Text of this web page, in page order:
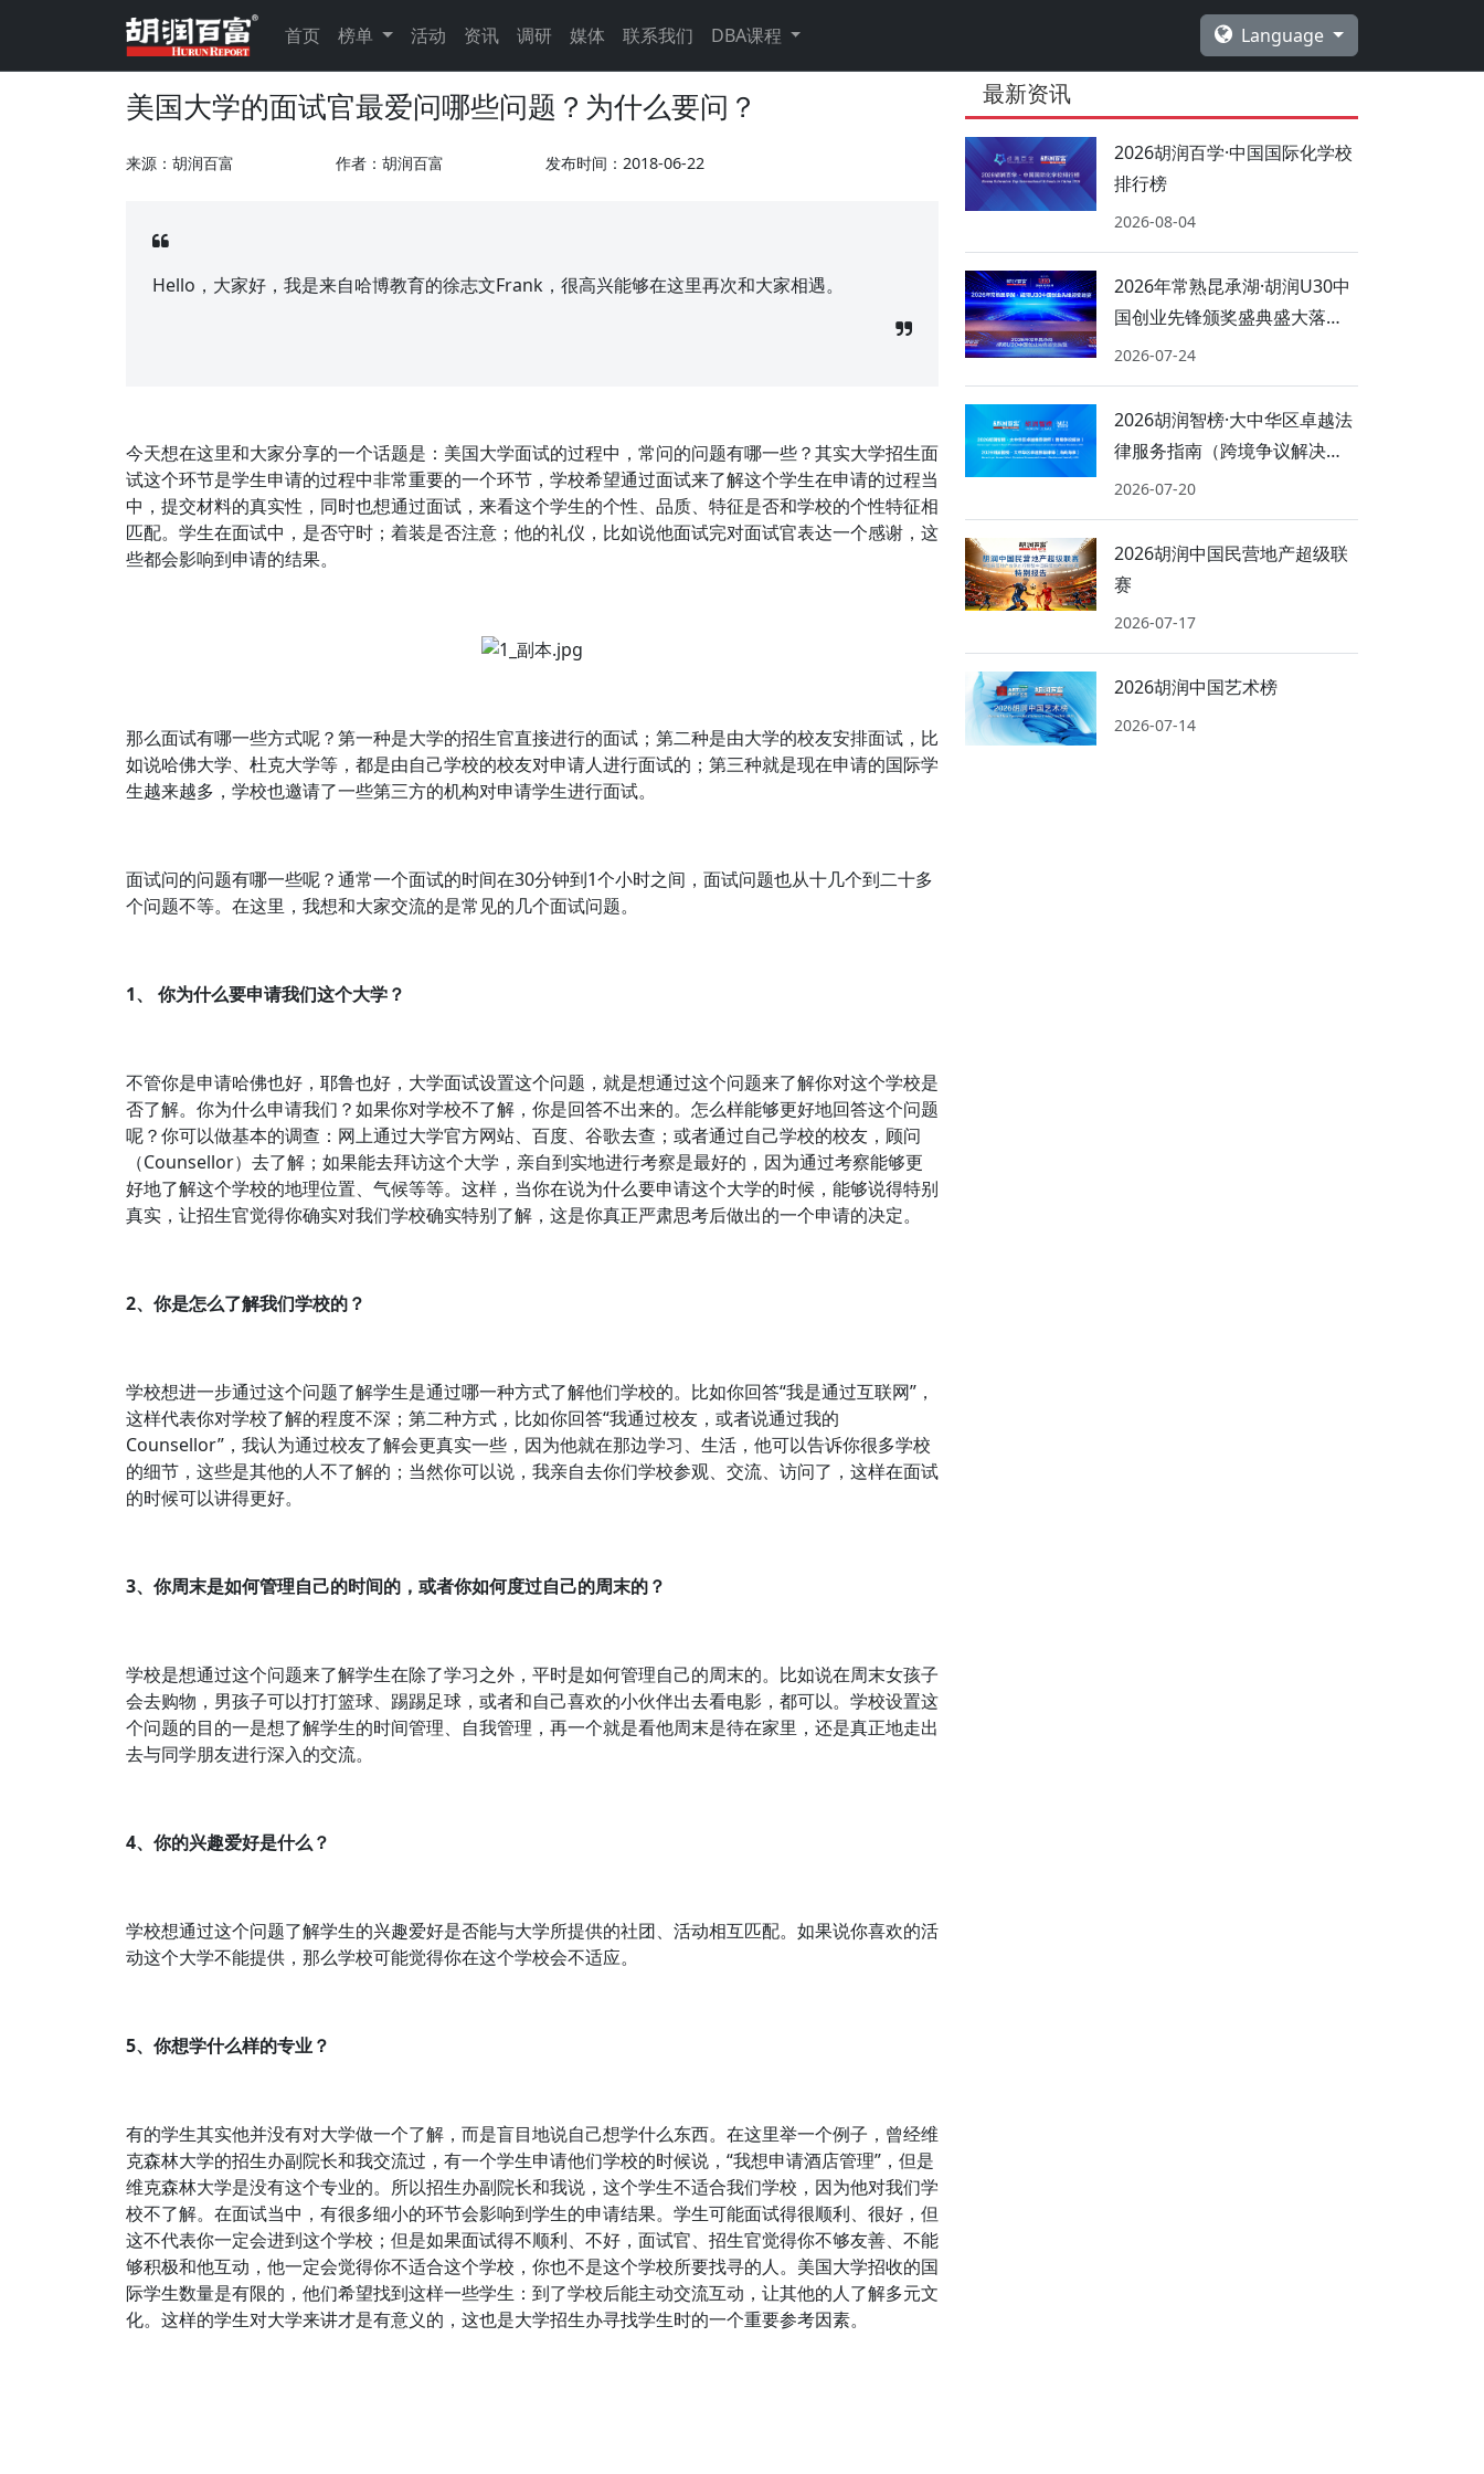
首页 榜单 活动 资讯 调研 媒体 联系我们 DBA课程 Language
美国大学的面试官最爱问哪些问题？为什么要问？
来源：胡润百富 作者：胡润百富 发布时间：2018-06-22
Hello，大家好，我是来自哈博教育的徐志文Frank，很高兴能够在这里再次和大家相遇。
今天想在这里和大家分享的一个话题是：美国大学面试的过程中，常问的问题有哪一些？其实大学招生面
试这个环节是学生申请的过程中非常重要的一个环节，学校希望通过面试来了解这个学生在申请的过程当
中，提交材料的真实性，同时也想通过面试，来看这个学生的个性、品质、特征是否和学校的个性特征相
匹配。学生在面试中，是否守时；着装是否注意；他的礼仪，比如说他面试完对面试官表达一个感谢，这
些都会影响到申请的结果。
那么面试有哪一些方式呢？第一种是大学的招生官直接进行的面试；第二种是由大学的校友安排面试，比
如说哈佛大学、杜克大学等，都是由自己学校的校友对申请人进行面试的；第三种就是现在申请的国际学
生越来越多，学校也邀请了一些第三方的机构对申请学生进行面试。
面试问的问题有哪一些呢？通常一个面试的时间在30分钟到1个小时之间，面试问题也从十几个到二十多
个问题不等。在这里，我想和大家交流的是常见的几个面试问题。
1、 你为什么要申请我们这个大学？
不管你是申请哈佛也好，耶鲁也好，大学面试设置这个问题，就是想通过这个问题来了解你对这个学校是
否了解。你为什么申请我们？如果你对学校不了解，你是回答不出来的。怎么样能够更好地回答这个问题
呢？你可以做基本的调查：网上通过大学官方网站、百度、谷歌去查；或者通过自己学校的校友，顾问
（Counsellor）去了解；如果能去拜访这个大学，亲自到实地进行考察是最好的，因为通过考察能够更
好地了解这个学校的地理位置、气候等等。这样，当你在说为什么要申请这个大学的时候，能够说得特别
真实，让招生官觉得你确实对我们学校确实特别了解，这是你真正严肃思考后做出的一个申请的决定。
2、你是怎么了解我们学校的？
学校想进一步通过这个问题了解学生是通过哪一种方式了解他们学校的。比如你回答“我是通过互联网”，
这样代表你对学校了解的程度不深；第二种方式，比如你回答“我通过校友，或者说通过我的
Counsellor”，我认为通过校友了解会更真实一些，因为他就在那边学习、生活，他可以告诉你很多学校
的细节，这些是其他的人不了解的；当然你可以说，我亲自去你们学校参观、交流、访问了，这样在面试
的时候可以讲得更好。
3、你周末是如何管理自己的时间的，或者你如何度过自己的周末的？
学校是想通过这个问题来了解学生在除了学习之外，平时是如何管理自己的周末的。比如说在周末女孩子
会去购物，男孩子可以打打篮球、踢踢足球，或者和自己喜欢的小伙伴出去看电影，都可以。学校设置这
个问题的目的一是想了解学生的时间管理、自我管理，再一个就是看他周末是待在家里，还是真正地走出
去与同学朋友进行深入的交流。
4、你的兴趣爱好是什么？
学校想通过这个问题了解学生的兴趣爱好是否能与大学所提供的社团、活动相互匹配。如果说你喜欢的活
动这个大学不能提供，那么学校可能觉得你在这个学校会不适应。
5、你想学什么样的专业？
有的学生其实他并没有对大学做一个了解，而是盲目地说自己想学什么东西。在这里举一个例子，曾经维
克森林大学的招生办副院长和我交流过，有一个学生申请他们学校的时候说，“我想申请酒店管理”，但是
维克森林大学是没有这个专业的。所以招生办副院长和我说，这个学生不适合我们学校，因为他对我们学
校不了解。在面试当中，有很多细小的环节会影响到学生的申请结果。学生可能面试得很顺利、很好，但
这不代表你一定会进到这个学校；但是如果面试得不顺利、不好，面试官、招生官觉得你不够友善、不能
够积极和他互动，他一定会觉得你不适合这个学校，你也不是这个学校所要找寻的人。美国大学招收的国
际学生数量是有限的，他们希望找到这样一些学生：到了学校后能主动交流互动，让其他的人了解多元文
化。这样的学生对大学来讲才是有意义的，这也是大学招生办寻找学生时的一个重要参考因素。
最新资讯
2026胡润百学·中国国际化学校
排行榜
2026-08-04
2026年常熟昆承湖·胡润U30中
国创业先锋颁奖盛典盛大落
幕！
2026-07-24
2026胡润智榜·大中华区卓越法
律服务指南（跨境争议解决、
海商海事）
2026-07-20
2026胡润中国民营地产超级联
赛
2026-07-17
2026胡润中国艺术榜
2026-07-14